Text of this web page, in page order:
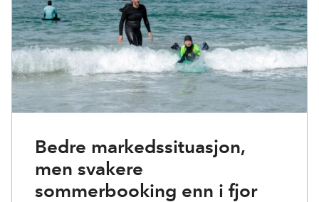
Bedre markedssituasjon,
men svakere
sommerbooking enn i fjor